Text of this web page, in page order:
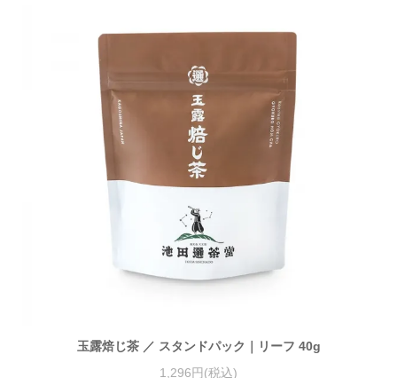
玉露焙じ茶 ／ スタンドパック｜リーフ 40g
1,296円(税込)